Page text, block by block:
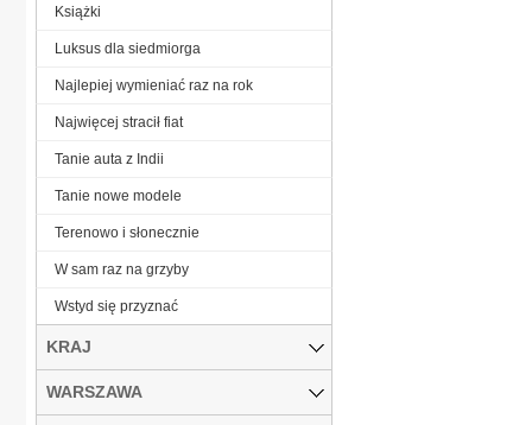
Książki
Luksus dla siedmiorga
Najlepiej wymieniać raz na rok
Najwięcej stracił fiat
Tanie auta z Indii
Tanie nowe modele
Terenowo i słonecznie
W sam raz na grzyby
Wstyd się przyznać
KRAJ
WARSZAWA